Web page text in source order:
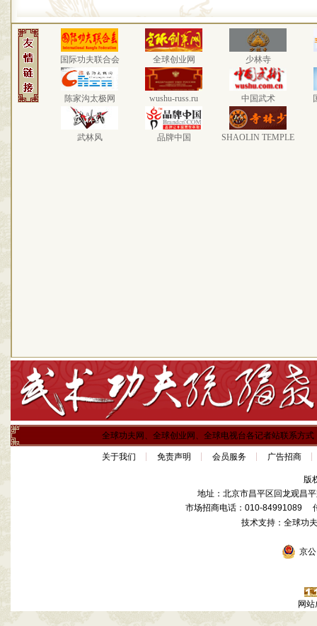
国际功夫联合会 全球创业网 少林寺
陈家沟太极网 wushu-russ.ru 中国武术
武林风 品牌中国 SHAOLIN TEMPLE
全球功夫网、全球创业网、全球电视台各记者站联系方式
关于我们 免责声明 会员服务 广告招商
版
地址：北京市昌平区回龙观昌
市场招商电话：010-84991089
技术支持：全球
京公
网